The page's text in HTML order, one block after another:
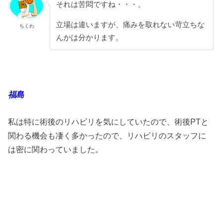
ちくわ
それは苦悶ですね・・・。
立場は違いますが、痛みを取れない苛立ちな
んかは分かります。
福島
私は特に術後のリハビリを気にしていたので、術後PTと
関わる機会も凄く多かったので、リハビリのスタッフに
は密に関わっていました。